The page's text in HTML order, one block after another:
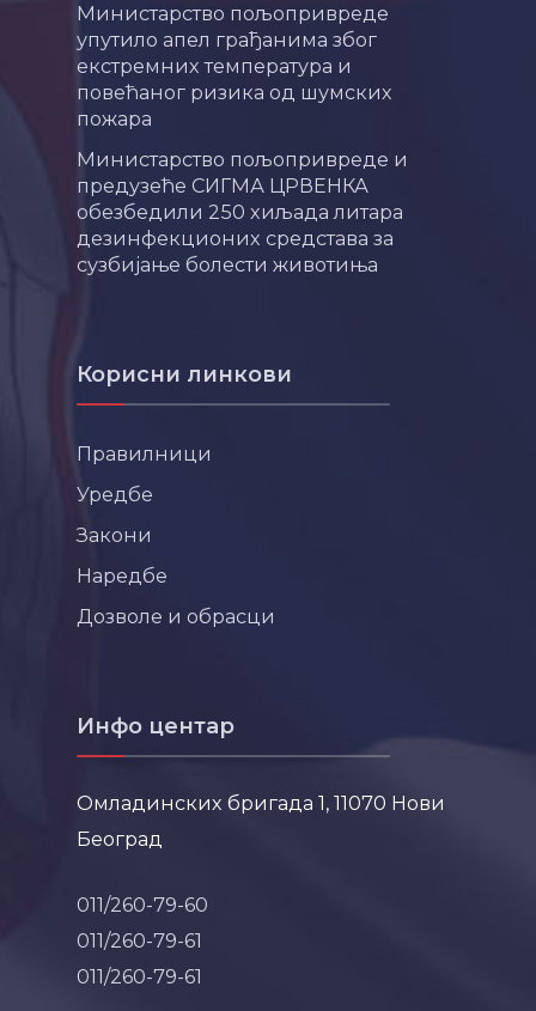
Министарство пољопривреде
упутило апел грађанима због
екстремних температура и
повећаног ризика од шумских
пожара
Министарство пољопривреде и
предузеће СИГМА ЦРВЕНКА
обезбедили 250 хиљада литара
дезинфекционих средстава за
сузбијање болести животиња
Корисни линкови
Правилници
Уредбе
Закони
Наредбе
Дозволе и обрасци
Инфо центар
Омладинских бригада 1, 11070 Нови
Београд
011/260-79-60
011/260-79-61
011/260-79-61